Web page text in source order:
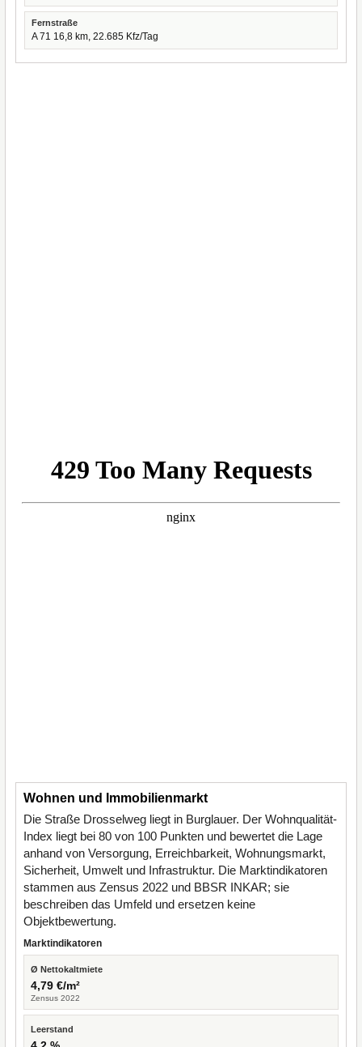
Fernstraße
A 71 16,8 km, 22.685 Kfz/Tag
Wohnen und Immobilienmarkt
Die Straße Drosselweg liegt in Burglauer. Der Wohnqualität-
Index liegt bei 80 von 100 Punkten und bewertet die Lage
anhand von Versorgung, Erreichbarkeit, Wohnungsmarkt,
Sicherheit, Umwelt und Infrastruktur. Die Marktindikatoren
stammen aus Zensus 2022 und BBSR INKAR; sie
beschreiben das Umfeld und ersetzen keine
Objektbewertung.
Marktindikatoren
Ø Nettokaltmiete
4,79 €/m²
Zensus 2022
Leerstand